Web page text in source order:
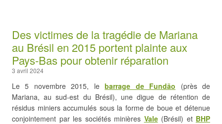
Des victimes de la tragédie de Mariana
au Brésil en 2015 portent plainte aux
Pays-Bas pour obtenir réparation
3 avril 2024
Le 5 novembre 2015, lebarrage de Fundão (près de
Mariana, au sud-est du Brésil), une digue de rétention de
résidus miniers accumulés sous la forme de boue et détenue
conjointement par les sociétés minières Vale(Brésil) et BHP